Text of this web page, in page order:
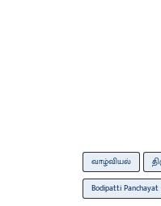
வாழ்வியல்
Bodipatti Panchayat